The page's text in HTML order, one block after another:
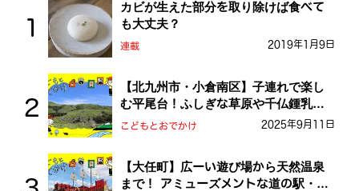
カビが生えた部分を取り除けば食べて
も大丈夫？
連載 2019年1月9日
【北九州市・小倉南区】子連れで楽し
む平尾台！ふしぎな草原や千仏鍾乳洞
を探検しよう！
こどもとおでかけ 2025年9月11日
【大任町】広ーい遊び場から天然温泉
まで！ アミューズメントな道の駅・お